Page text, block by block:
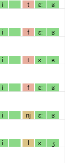
i t ɛː ʁ
i f ɛː ʁ
i t ɛː ʁ
i f ɛː ʁ
i nj ɛː ʁ
i l ɛː ʒ